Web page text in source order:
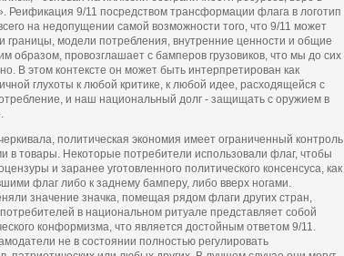
Реификация 9/11 посредством трансформации флага в логотип
на недопущении самой возможности того, что 9/11 может
границы, модели потребления, внутренние ценности и общие
образом, провозглашает с бамперов грузовиков, что мы до сих
В этом контексте он может быть интерпретирован как
глухоты к любой критике, к любой идее, расходящейся с
и наш национальный долг - защищать с оружием в
политическая экономия имеет ограниченный контроль
в товары. Некоторые потребители использовали флаг, чтобы
и заранее уготовленного политического консенсуса, как
флаг либо к заднему бамперу, либо вверх ногами.
значение значка, помещая рядом флаги других стран,
в национальном ритуале представляет собой
конформизма, что является достойным ответом 9/11.
не в состоянии полностью регулировать